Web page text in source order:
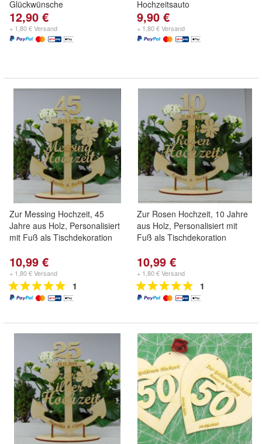
Glückwünsche
12,90 €
+ 1,80 € Versand
Hochzeitsauto
9,90 €
+ 1,80 € Versand
Zur Messing Hochzeit, 45
Jahre aus Holz, Personalisiert
mit Fuß als Tischdekoration
10,99 €
+ 1,80 € Versand
1
Zur Rosen Hochzeit, 10 Jahre
aus Holz, Personalisiert mit
Fuß als Tischdekoration
10,99 €
+ 1,80 € Versand
1